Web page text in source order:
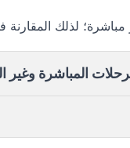
مباشرة؛ لذلك
المباشرة